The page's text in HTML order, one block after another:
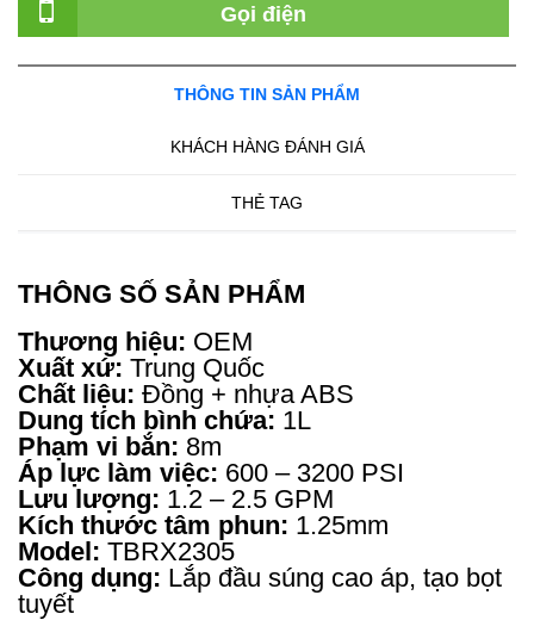
Gọi điện
THÔNG TIN SẢN PHẨM
KHÁCH HÀNG ĐÁNH GIÁ
THẺ TAG
THÔNG SỐ SẢN PHẨM
Thương hiệu: OEM
Xuất xứ: Trung Quốc
Chất liệu: Đồng + nhựa ABS
Dung tích bình chứa: 1L
Phạm vi bắn: 8m
Áp lực làm việc: 600 – 3200 PSI
Lưu lượng: 1.2 – 2.5 GPM
Kích thước tâm phun: 1.25mm
Model: TBRX2305
Công dụng: Lắp đầu súng cao áp, tạo bọt
tuyết